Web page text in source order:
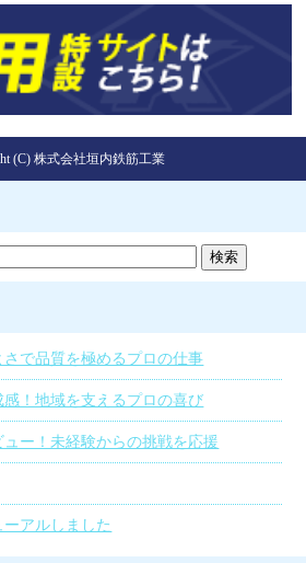
(C) 株式会社垣内鉄筋工業
で品質を極めるプロの仕事
！地域を支えるプロの喜び
ー！未経験からの挑戦を応援
アルしました